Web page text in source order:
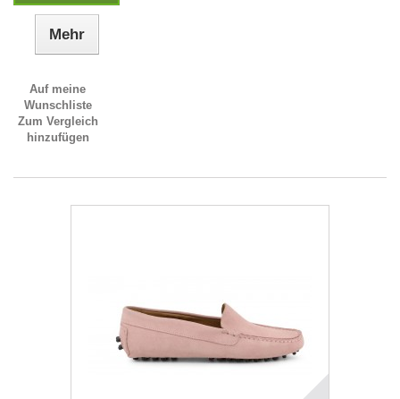
Mehr
Auf meine
Wunschliste
Zum Vergleich
hinzufügen